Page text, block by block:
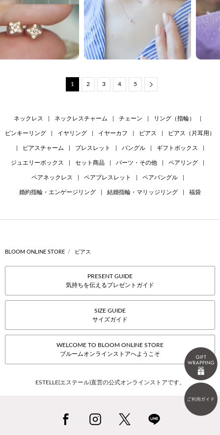
1 2 3 4 5
ネックレス ネックレスチャーム チェーン リング（指輪）
ピンキーリング イヤリング イヤーカフ ピアス ピアス（片耳用）
ピアスチャーム ブレスレット バングル ギフトボックス
ジュエリーボックス セット商品 パーツ・その他 ペアリング
ペアネックレス ペアブレスレット ペアバングル
婚約指輪・エンゲージリング 結婚指輪・マリッジリング 福袋
BLOOM ONLINE STORE ピアス
PRESENT GUIDE
気持ちを伝えるプレゼントガイド
SIZE GUIDE
サイズガイド
WELCOME TO BLOOM ONLINE STORE
ブルームオンラインストアへようこそ
ESTELLE(エステール)直営の公式オンラインストアです。